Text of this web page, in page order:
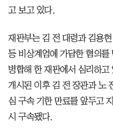
고 보고 있다.
재판부는 김 전 대령과 김용
등 비상계엄에 가담한 혐의
병합해 한 재판에서 심리하
개시된 이후 김 전 장관과 노
심 구속 기한 만료를 앞두고
시 구속됐다.